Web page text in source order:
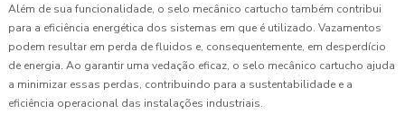
Além de sua funcionalidade, o selo mecânico cartucho também contribui
para a eficiência energética dos sistemas em que é utilizado. Vazamentos
podem resultar em perda de fluidos e, consequentemente, em desperdício
de energia. Ao garantir uma vedação eficaz, o selo mecânico cartucho ajuda
a minimizar essas perdas, contribuindo para a sustentabilidade e a
eficiência operacional das instalações industriais.